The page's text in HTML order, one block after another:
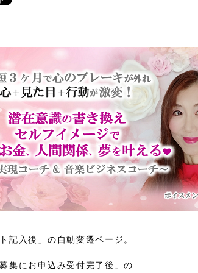
記入後」の自動変遷ページ。
集にお申込み受付完了後」の